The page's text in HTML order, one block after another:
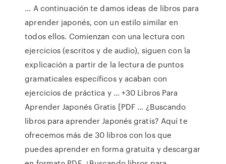
... A continuación te damos ideas de libros para
aprender japonés, con un estilo similar en
todos ellos. Comienzan con una lectura con
ejercicios (escritos y de audio), siguen con la
explicación a partir de la lectura de puntos
gramaticales específicos y acaban con
ejercicios de práctica y … +30 Libros Para
Aprender Japonés Gratis [PDF ... ¿Buscando
libros para aprender Japonés gratis? Aquí te
ofrecemos más de 30 libros con los que
puedes aprender en forma gratuita y descargar